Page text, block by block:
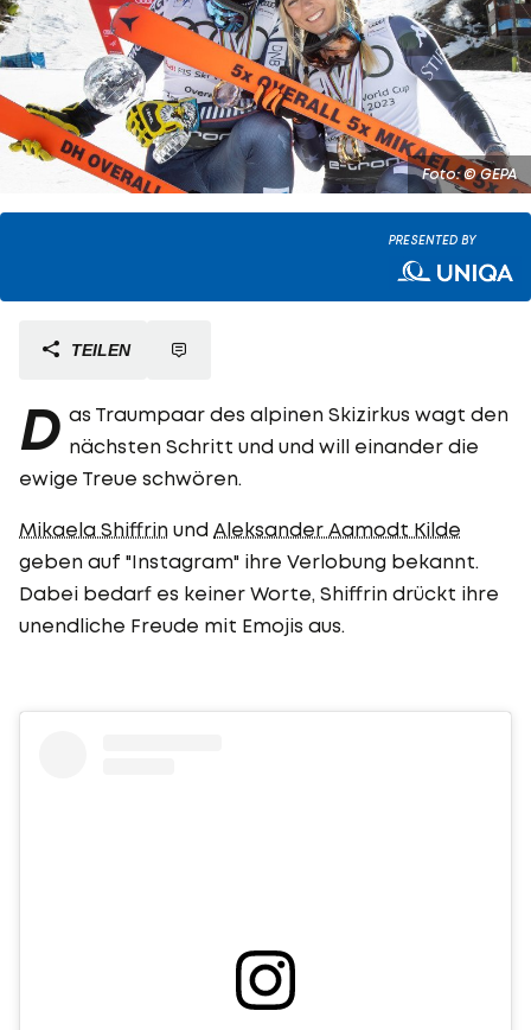
Foto: © GEPA
PRESENTED BY
TEILEN
D as Traumpaar des alpinen Skizirkus wagt den
nächsten Schritt und und will einander die
ewige Treue schwören.
Mikaela Shiffrin und Aleksander Aamodt Kilde
geben auf "Instagram" ihre Verlobung bekannt.
Dabei bedarf es keiner Worte, Shiffrin drückt ihre
unendliche Freude mit Emojis aus.